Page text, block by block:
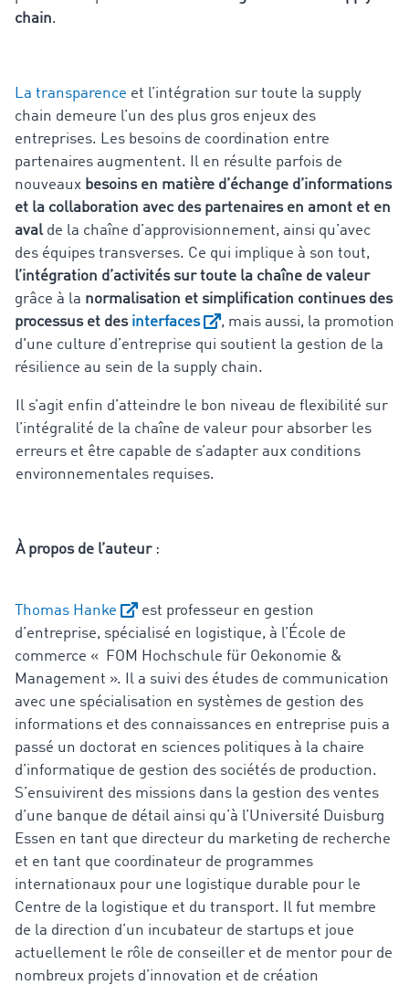
chain.
La transparence et l’intégration sur toute la supply
chain demeure l’un des plus gros enjeux des
entreprises. Les besoins de coordination entre
partenaires augmentent. Il en résulte parfois de
nouveaux besoins en matière d’échange d’informations
et la collaboration avec des partenaires en amont et en
avalde la chaîne d’approvisionnement, ainsi qu’avec
des équipes transverses. Ce qui implique à son tout,
l’intégration d’activités sur toute la chaîne de valeur
grâce à la normalisation et simplification continues des
processus et des interfaces
, mais aussi, la promotion
d'une culture d’entreprise qui soutient la gestion de la
résilience au sein de la supply chain.
Il s’agit enfin d’atteindre le bon niveau de flexibilité sur
l’intégralité de la chaîne de valeur pour absorber les
erreurs et être capable de s’adapter aux conditions
environnementales requises.
À propos de l’auteur:
Thomas Hanke
est professeur en gestion
d’entreprise, spécialisé en logistique, à l’École de
commerce « FOM Hochschule für Oekonomie &
Management ». Il a suivi des études de communication
avec une spécialisation en systèmes de gestion des
informations et des connaissances en entreprise puis a
passé un doctorat en sciences politiques à la chaire
d’informatique de gestion des sociétés de production.
S’ensuivirent des missions dans la gestion des ventes
d’une banque de détail ainsi qu’à l’Université Duisburg
Essen en tant que directeur du marketing de recherche
et en tant que coordinateur de programmes
internationaux pour une logistique durable pour le
Centre de la logistique et du transport. Il fut membre
de la direction d’un incubateur de startups et joue
actuellement le rôle de conseiller et de mentor pour de
nombreux projets d’innovation et de création